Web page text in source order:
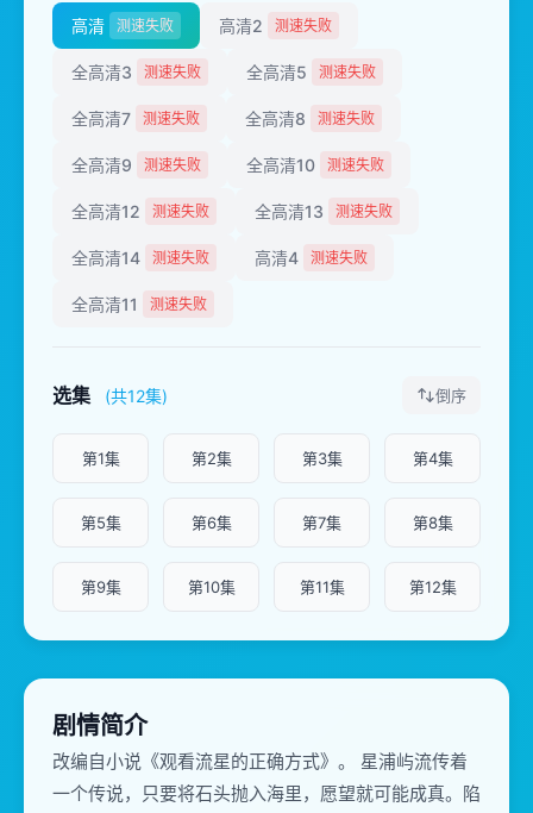
高清 测速失败 高清2 测速失败
全高清3 测速失败 全高清5 测速失败
全高清7 测速失败 全高清8 测速失败
全高清9 测速失败 全高清10 测速失败
全高清12 测速失败 全高清13 测速失败
全高清14 测速失败 高清4 测速失败
全高清11 测速失败
选集 (共12集) 倒序
第1集 第2集 第3集 第4集
第5集 第6集 第7集 第8集
第9集 第10集 第11集 第12集
剧情简介
改编自小说《观看流星的正确方式》。 星浦屿流传着
一个传说，只要将石头抛入海里，愿望就可能成真。陷